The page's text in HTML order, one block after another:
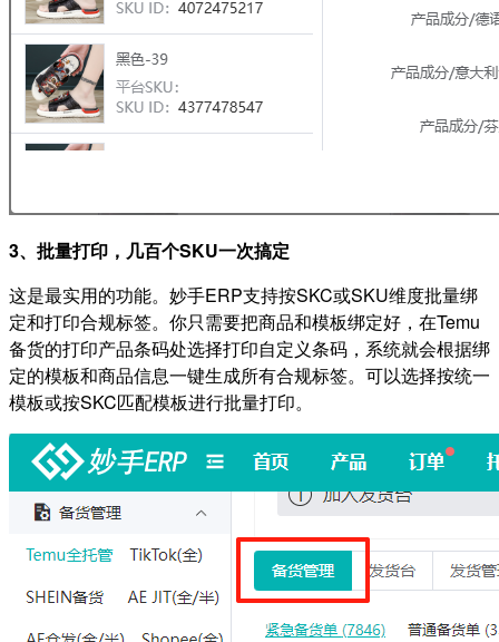
3、批量打印，几百个SKU一次搞定
这是最实用的功能。妙手ERP支持按SKC或SKU维度批量绑
定和打印合规标签。你只需要把商品和模板绑定好，在Temu
备货的打印产品条码处选择打印自定义条码，系统就会根据绑
定的模板和商品信息一键生成所有合规标签。可以选择按统一
模板或按SKC匹配模板进行批量打印。